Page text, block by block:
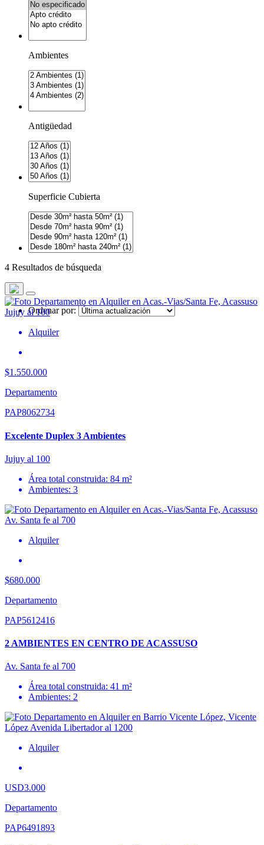
Ambientes
Antigüedad
Superficie Cubierta
4 Resultados de búsqueda
Ordenar por:
Alquiler
$1.550.000
Departamento
PAP8062734
Excelente Duplex 3 Ambientes
Jujuy al 100
Área total construida: 84 m²
Ambientes: 3
Alquiler
$680.000
Departamento
PAP5612416
2 AMBIENTES EN CENTRO DE ACASSUSO
Av. Santa fe al 700
Área total construida: 41 m²
Ambientes: 2
Alquiler
USD3.000
Departamento
PAP6491893